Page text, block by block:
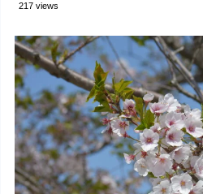
217 views